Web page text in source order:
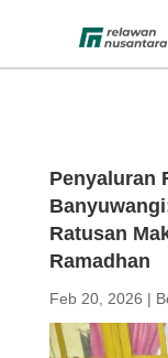
Penyaluran
Ratusan
Ramadhan
Feb 20, 2026 |